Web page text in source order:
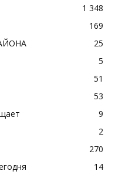
1 348
169
25
5
51
53
9
2
270
14